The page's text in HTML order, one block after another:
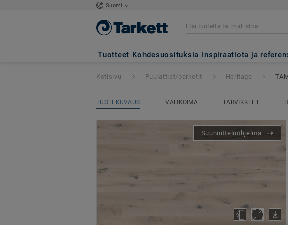
Suomi
Tuotteet Kohdesuosituksia Inspiraatiota ja
Heritage - TAMMI OLD
Kotisivu Puulattiat/parketit Heritage
TUOTEKUVAUS VALIKOIMA TARVIKKEET
Suunnitteluohjelma